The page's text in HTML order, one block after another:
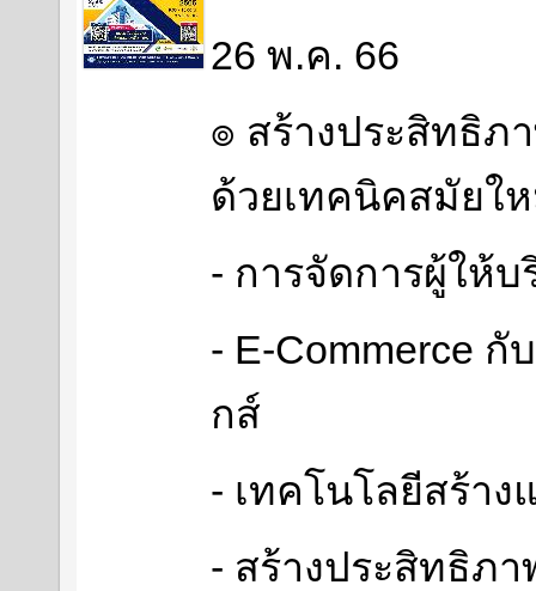
26 พ.ค. 66
๏ สร้างประสิทธิภ
ด้วยเทคนิคสมัยใ
- การจัดการผู้ให้
- E-Commerce กั
กส์
- เทคโนโลยีสร้า
- สร้างประสิทธิภ